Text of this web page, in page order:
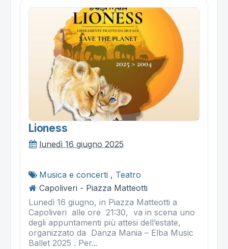
Lioness
lunedì 16 giugno 2025
Musica e concerti , Teatro
Capoliveri - Piazza Matteotti
Lunedì 16 giugno, in Piazza Matteotti a
Capoliveri alle ore 21:30, va in scena uno
degli appuntamenti più attesi dell’estate,
organizzato da Danza Mania – Elba Music
Ballet 2025 . Per...